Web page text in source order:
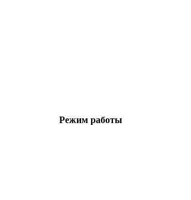
Режим работы